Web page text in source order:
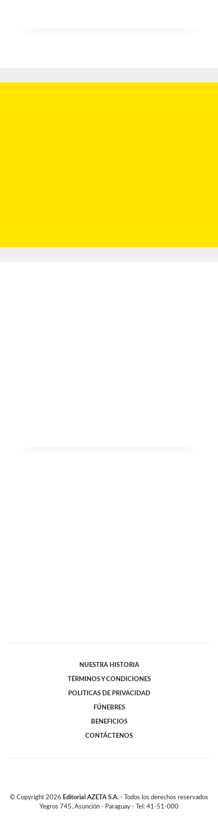
NUESTRA HISTORIA
TÉRMINOS Y CONDICIONES
POLITICAS DE PRIVACIDAD
FÚNEBRES
BENEFICIOS
CONTÁCTENOS
© Copyright 2026 Editorial AZETA S.A. - Todos los derechos reservados
Yegros 745, Asunción - Paraguay - Tel: 41-51-000